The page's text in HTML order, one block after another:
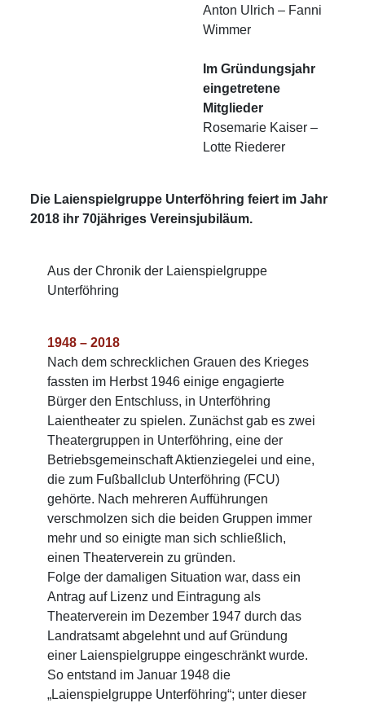
Anton Ulrich – Fanni
Wimmer
Im Gründungsjahr
eingetretene
Mitglieder
Rosemarie Kaiser –
Lotte Riederer
Die Laienspielgruppe Unterföhring feiert im Jahr
2018 ihr 70jähriges Vereinsjubiläum.
Aus der Chronik der Laienspielgruppe
Unterföhring
1948 – 2018
Nach dem schrecklichen Grauen des Krieges
fassten im Herbst 1946 einige engagierte
Bürger den Entschluss, in Unterföhring
Laientheater zu spielen. Zunächst gab es zwei
Theatergruppen in Unterföhring, eine der
Betriebsgemeinschaft Aktienziegelei und eine,
die zum Fußballclub Unterföhring (FCU)
gehörte. Nach mehreren Aufführungen
verschmolzen sich die beiden Gruppen immer
mehr und so einigte man sich schließlich,
einen Theaterverein zu gründen.
Folge der damaligen Situation war, dass ein
Antrag auf Lizenz und Eintragung als
Theaterverein im Dezember 1947 durch das
Landratsamt abgelehnt und auf Gründung
einer Laienspielgruppe eingeschränkt wurde.
So entstand im Januar 1948 die
„Laienspielgruppe Unterföhring“; unter dieser